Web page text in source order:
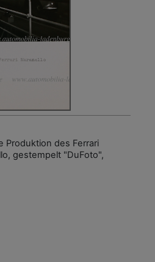
Produktion des Ferrari
gestempelt "DuFoto",